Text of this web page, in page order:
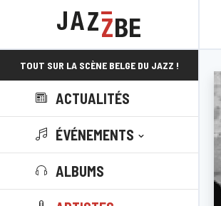
TOUT SUR LA SCÈNE BELGE DU JAZZ !
ACTUALITÉS
ÉVÉNEMENTS
ALBUMS